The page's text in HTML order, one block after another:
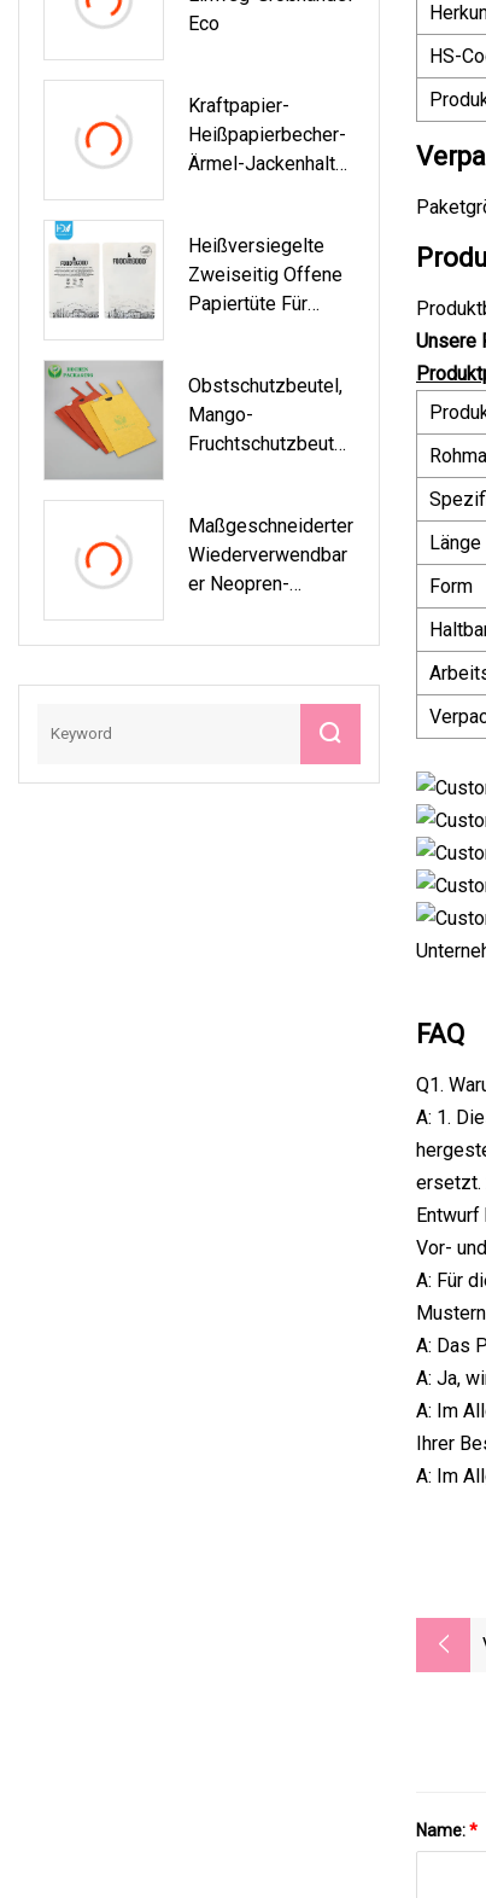
Eco
Kraftpapier-
Heißpapierbecher-
Ärmel-Jackenhalter,
Und Kälteisolator,
Passend Für 12
Unzen, 16 Unzen,
Heißkaffee-
Pappbecher
Heißversiegelte
Zweiseitig Offene
Papiertüte Für
Verpackungstüte
Obstschutzbeutel,
Mango-
Fruchtschutzbeutel,
Maßgeschneiderter
Wiederverwendbar
Er Neopren-
Bierflaschenkühlerh
Abdeckungshüllen
HS-
Unsere
Länge
Form
FAQ
Q1.
A: 1.
ersetzt.
Entwurf
Vor-
A: Für
A: Das
A: Ja,
A: Im
Ihrer
A: Im
Name:*